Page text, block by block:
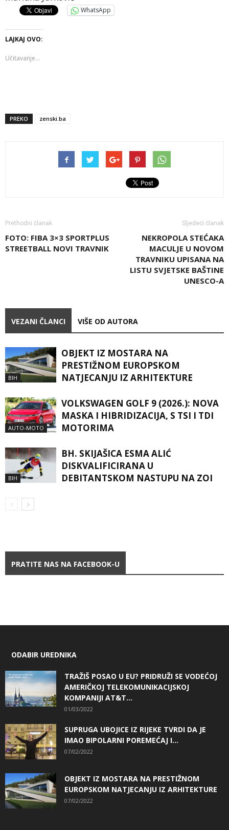
WhatsApp
LAJKAJ OVO:
Učitavanje...
PREKO zenski.ba
Prethodni članak
FOTO: FIBA 3×3 SPORTPLUS
STREETBALL NOVI TRAVNIK
Sljedeći članak
NEKROPOLA STEĆAKA
MACULJE U NOVOM
TRAVNIKU UPISANA NA
LISTU SVJETSKE BAŠTINE
UNESCO-A
VEZANI ČLANCI VIŠE OD AUTORA
BIH
OBJEKT IZ MOSTARA NA
PRESTIŽNOM EUROPSKOM
NATJECANJU IZ ARHITEKTURE
AUTO-MOTO
VOLKSWAGEN GOLF 9 (2026.): NOVA
MASKA I HIBRIDIZACIJA, S TSI I TDI
MOTORIMA
BIH
BH. SKIJAŠICA ESMA ALIĆ
DISKVALIFICIRANA U
DEBITANTSKOM NASTUPU NA ZOI
PRATITE NAS NA FACEBOOK-U
ODABIR UREDNIKA
TRAŽIŠ POSAO U EU? PRIDRUŽI SE VODEĆOJ
AMERIČKOJ TELEKOMUNIKACIJSKOJ
KOMPANIJI AT&T...
01/03/2022
SUPRUGA UBOJICE IZ RIJEKE TVRDI DA JE
IMAO BIPOLARNI POREMEĆAJ I...
07/02/2022
OBJEKT IZ MOSTARA NA PRESTIŽNOM
EUROPSKOM NATJECANJU IZ ARHITEKTURE
07/02/2022